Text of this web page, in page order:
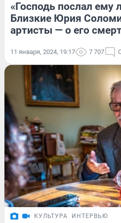
«Господь послал ему
Близкие Юрия
артисты — о его
11 января, 2024, 19:17 7 707
КУЛЬТУРА ИНТЕРВЬЮ